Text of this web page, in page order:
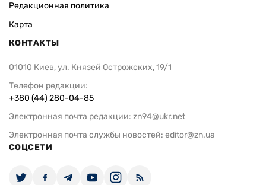
Редакционная политика
Карта
КОНТАКТЫ
01010 Киев, ул. Князей Острожских, 19/1
Телефон редакции:
+380 (44) 280-04-85
Электронная почта редакции: zn94@ukr.net
Электронная почта службы новостей: editor@zn.ua
СОЦСЕТИ